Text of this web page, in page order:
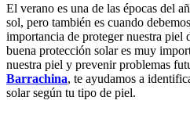
El verano es una de las épocas del
sol, pero también es cuando
importancia de proteger nuestra piel
buena protección solar es muy
nuestra piel y prevenir problemas
Barrachina, te ayudamos a
solar según tu tipo de piel.